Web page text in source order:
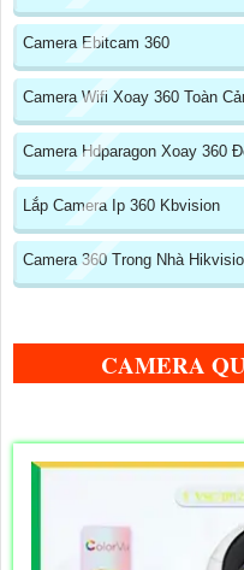
Camera Ebitcam 360
Camera Wifi Xoay 360 Toàn
Camera Hdparagon Xoay 360
Lắp Camera Ip 360 Kbvision
Camera 360 Trong Nhà
CAMERA